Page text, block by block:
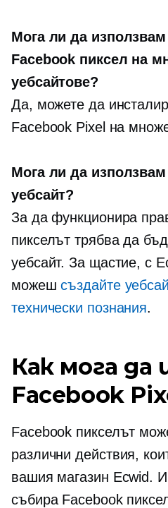
Мога ли да
Facebook пиксел на
уебсайтове?
Да, можете да
Facebook Pixel на
Мога ли да
уебсайт?
За да функционира
пикселът трябва да
уебсайт. За щастие, с
можешсъздайте
технически познания.
Как мога да
Facebook
Facebook пикселът
различни действия,
вашия магазин Ecwid.
събира Facebook